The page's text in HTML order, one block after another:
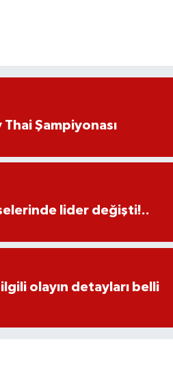
Şampiyonası
lider değişti!..
olayın detayları belli